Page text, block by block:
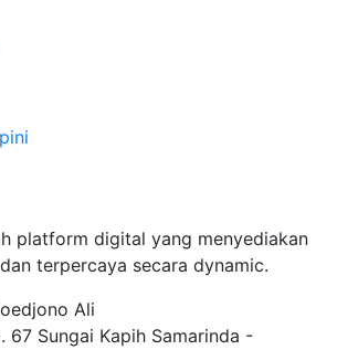
platform digital yang menyediakan
terpercaya secara dynamic.
Ali
67 Sungai Kapih Samarinda -